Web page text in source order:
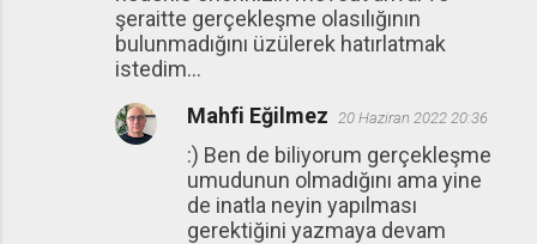
şeraitte gerçekleşme olasılığının
bulunmadığını üzülerek hatırlatmak
istedim...
Mahfi Eğilmez 20 Haziran 2022 20:36
:) Ben de biliyorum gerçekleşme
umudunun olmadığını ama yine
de inatla neyin yapılması
gerektiğini yazmaya devam